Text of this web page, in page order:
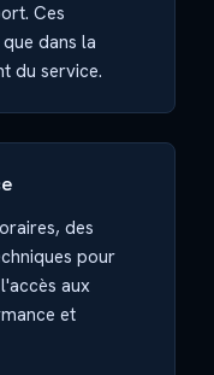
Ces
dans la
du service.
des
pour
aux
et